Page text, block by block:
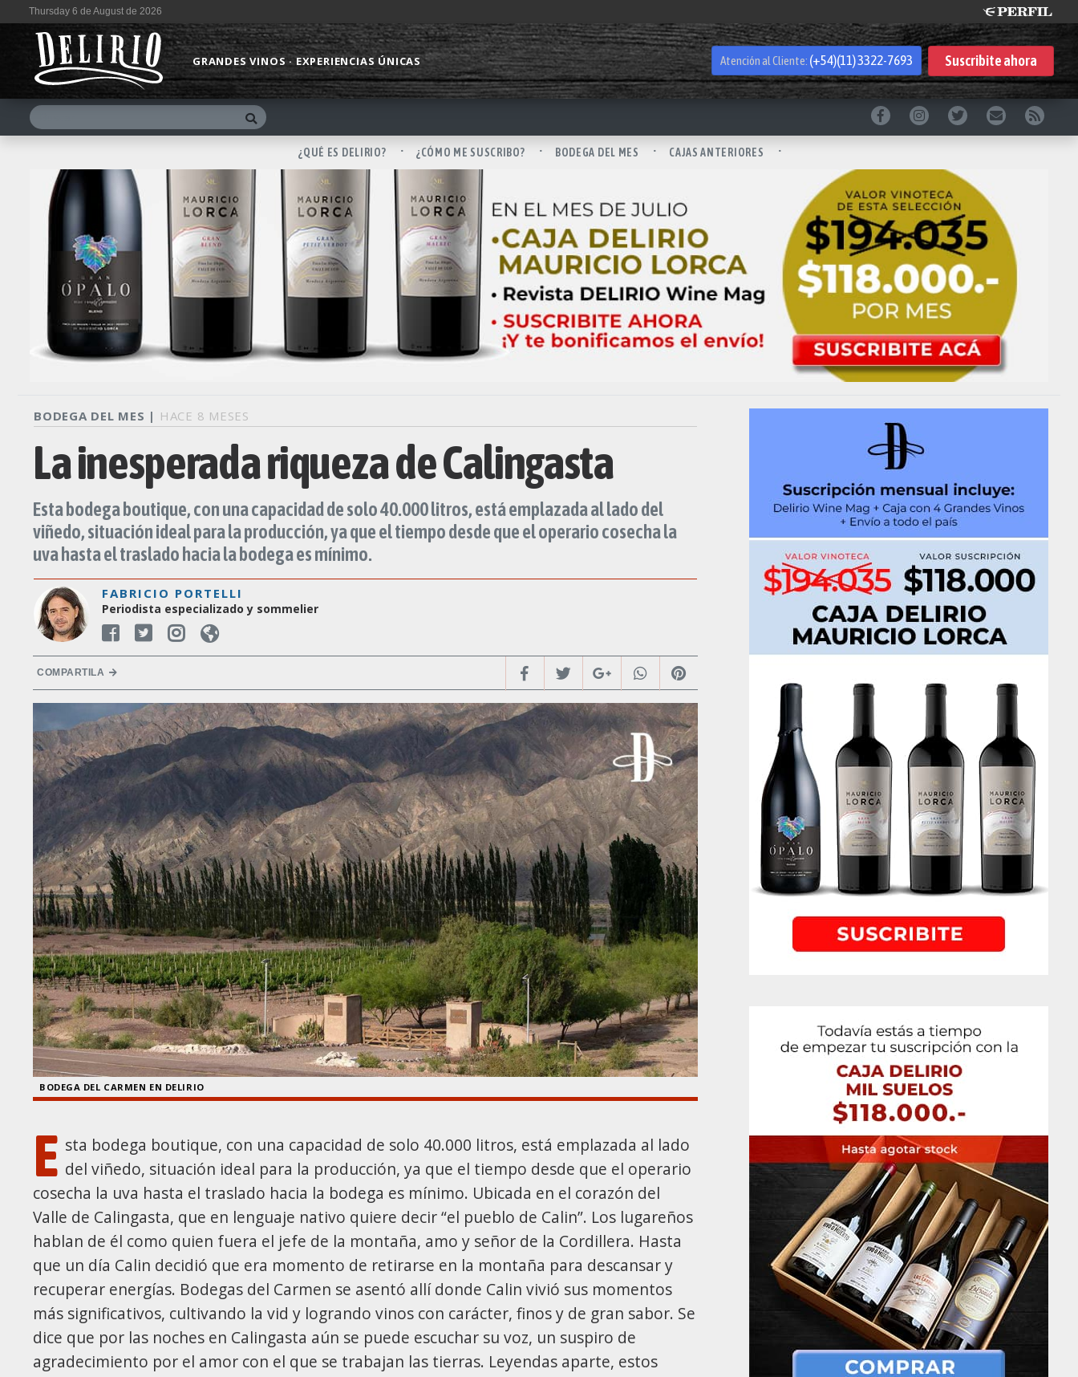
Thursday 6 de August de 2026
GRANDES VINOS · EXPERIENCIAS ÚNICAS Atención al Cliente: (+54)(11) 3322-7693 Suscribiteahora
¿QUÉ ES DELIRIO? ¿CÓMO ME SUSCRIBO? BODEGA DEL MES CAJAS ANTERIORES
BODEGA DEL MES | HACE 8 MESES
La inesperada riqueza de Calingasta
Esta bodega boutique, con una capacidad de solo 40.000 litros, está emplazada al lado del
viñedo, situación ideal para la producción, ya que el tiempo desde que el operario cosecha la
uva hasta el traslado hacia la bodega es mínimo.
FABRICIO PORTELLI
Periodista especializado y sommelier
COMPARTILA
BODEGA DEL CARMEN EN DELIRIO
E sta bodega boutique, con una capacidad de solo 40.000 litros, está emplazada al lado
del viñedo, situación ideal para la producción, ya que el tiempo desde que el operario
cosecha la uva hasta el traslado hacia la bodega es mínimo. Ubicada en el corazón del
Valle de Calingasta, que en lenguaje nativo quiere decir “el pueblo de Calin”. Los lugareños
hablan de él como quien fuera el jefe de la montaña, amo y señor de la Cordillera. Hasta
que un día Calin decidió que era momento de retirarse en la montaña para descansar y
recuperar energías. Bodegas del Carmen se asentó allí donde Calin vivió sus momentos
más significativos, cultivando la vid y logrando vinos con carácter, finos y de gran sabor. Se
dice que por las noches en Calingasta aún se puede escuchar su voz, un suspiro de
agradecimiento por el amor con el que se trabajan las tierras. Leyendas aparte, estos